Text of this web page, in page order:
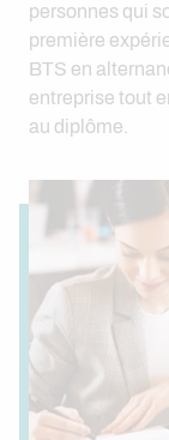
personnes qui
première
BTS en
entreprise tout
au diplôme.